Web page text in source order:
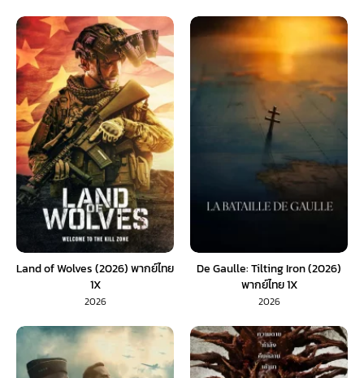
Land of Wolves (2026) พากย์ไทย
1X
2026
De Gaulle: Tilting Iron (2026)
พากย์ไทย 1X
2026